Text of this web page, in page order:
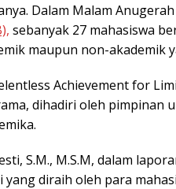
Dalam Malam
sebanyak 27 mahasiswa
maupun non-akademik
Achievement for
dihadiri oleh pimpinan
S.M., M.S.M, dalam
yang diraih oleh para